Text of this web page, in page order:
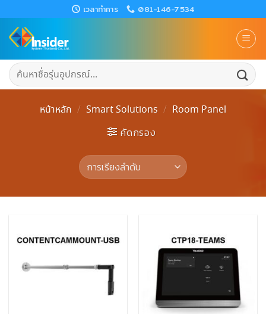
to
content
เวลาทำการ 081-146-7534
ค้นหา:
หน้าหลัก / Smart Solutions / Room Panel
คัดกรอง